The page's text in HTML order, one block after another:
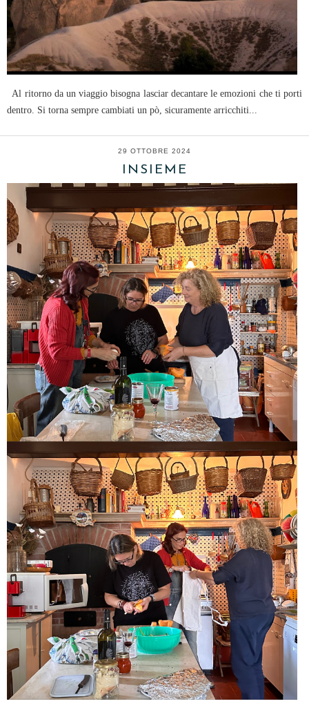
Al ritorno da un viaggio bisogna lasciar decantare le emozioni che ti porti
dentro. Si torna sempre cambiati un pò, sicuramente arricchiti...
29 OTTOBRE 2024
INSIEME